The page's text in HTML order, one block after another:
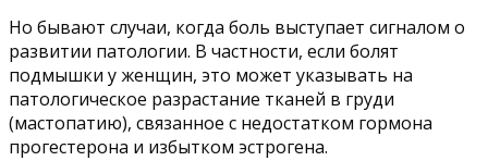
Но бывают случаи, когда боль выступает сигналом о
развитии патологии. В частности, если болят
подмышки у женщин, это может указывать на
патологическое разрастание тканей в груди
(мастопатию), связанное с недостатком гормона
прогестерона и избытком эстрогена.